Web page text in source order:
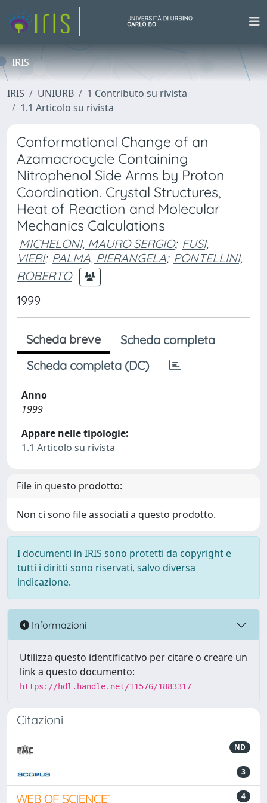
IRIS
IRIS UNIURB
1 Contributo su rivista
1.1 Articolo su rivista
Conformational Change of an
Azamacrocycle Containing
Nitrophenol Side Arms by Proton
Coordination. Crystal Structures,
Heat of Reaction and Molecular
Mechanics Calculations
MICHELONI, MAURO SERGIO; FUSI,
VIERI; PALMA, PIERANGELA; PONTELLINI,
ROBERTO
1999
Scheda breve
Scheda completa
Scheda completa (DC)
Anno
1999
Appare nelle tipologie:
1.1 Articolo su rivista
File in questo prodotto:
Non ci sono file associati a questo prodotto.
I documenti in IRIS sono protetti da copyright e
tutti i diritti sono riservati, salvo diversa
indicazione.
Informazioni
Utilizza questo identificativo per citare o creare un
link a questo documento:
https://hdl.handle.net/11576/1883317
Citazioni
ND
3
4